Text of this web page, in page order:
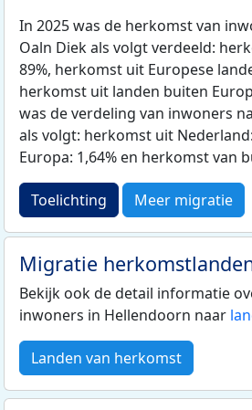
In 2025 was de herkomst van
Oaln Diek als volgt verdeeld:
89%, herkomst uit Europese
herkomst uit landen buiten
was de verdeling van inwoners
als volgt: herkomst uit
Europa: 1,64% en herkomst van
Toelichting Meer migratie
Migratie
Bekijk ook de detail informatie
inwoners in Hellendoorn naar
Landen van herkomst